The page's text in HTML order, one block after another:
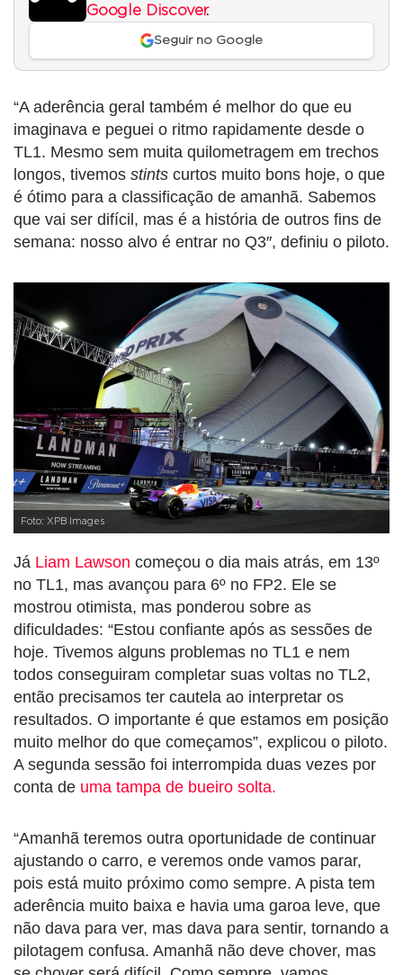
Google Discover.
Seguir no Google
“A aderência geral também é melhor do que eu
imaginava e peguei o ritmo rapidamente desde o
TL1. Mesmo sem muita quilometragem em trechos
longos, tivemos stints curtos muito bons hoje, o que
é ótimo para a classificação de amanhã. Sabemos
que vai ser difícil, mas é a história de outros fins de
semana: nosso alvo é entrar no Q3″, definiu o piloto.
Foto: XPB Images
Já Liam Lawson começou o dia mais atrás, em 13º
no TL1, mas avançou para 6º no FP2. Ele se
mostrou otimista, mas ponderou sobre as
dificuldades: “Estou confiante após as sessões de
hoje. Tivemos alguns problemas no TL1 e nem
todos conseguiram completar suas voltas no TL2,
então precisamos ter cautela ao interpretar os
resultados. O importante é que estamos em posição
muito melhor do que começamos”, explicou o piloto.
A segunda sessão foi interrompida duas vezes por
conta de uma tampa de bueiro solta.
“Amanhã teremos outra oportunidade de continuar
ajustando o carro, e veremos onde vamos parar,
pois está muito próximo como sempre. A pista tem
aderência muito baixa e havia uma garoa leve, que
não dava para ver, mas dava para sentir, tornando a
pilotagem confusa. Amanhã não deve chover, mas